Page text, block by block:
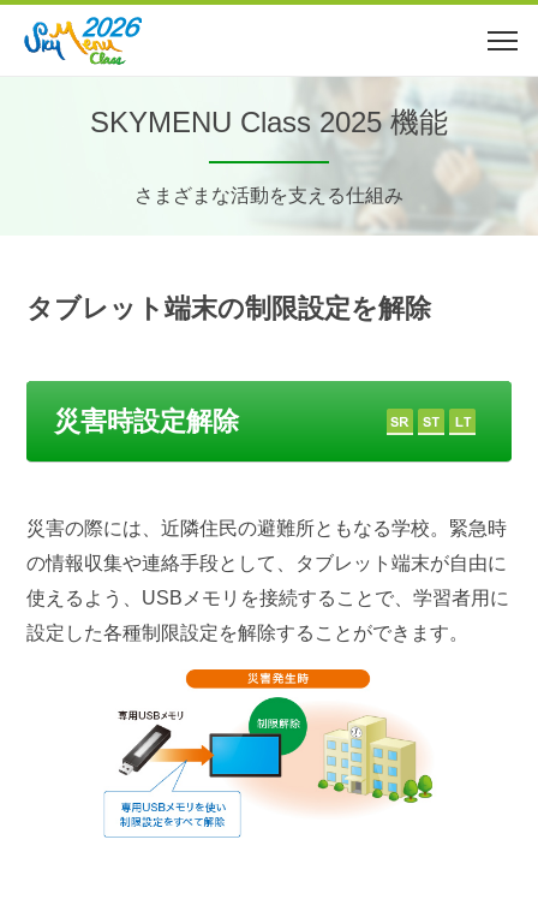
SKYMENU Class 2025 機能
さまざまな活動を支える仕組み
タブレット端末の制限設定を解除
災害時設定解除
災害の際には、近隣住民の避難所ともなる学校。緊急時
の情報収集や連絡手段として、タブレット端末が自由に
使えるよう、USBメモリを接続することで、学習者用に
設定した各種制限設定を解除することができます。